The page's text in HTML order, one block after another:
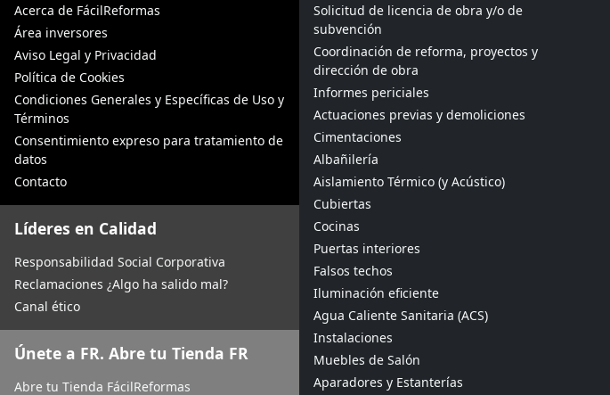
Acerca de FácilReformas
Área inversores
Aviso Legal y Privacidad
Política de Cookies
Condiciones Generales y Específicas de Uso y
Términos
Consentimiento expreso para tratamiento de
datos
Contacto
Líderes en Calidad
Responsabilidad Social Corporativa
Reclamaciones ¿Algo ha salido mal?
Canal ético
Únete a FR. Abre tu Tienda FR
Abre tu Tienda FácilReformas
Solicitud de licencia de obra y/o de
subvención
Coordinación de reforma, proyectos y
dirección de obra
Informes periciales
Actuaciones previas y demoliciones
Cimentaciones
Albañilería
Aislamiento Térmico (y Acústico)
Cubiertas
Cocinas
Puertas interiores
Falsos techos
Iluminación eficiente
Agua Caliente Sanitaria (ACS)
Instalaciones
Muebles de Salón
Aparadores y Estanterías